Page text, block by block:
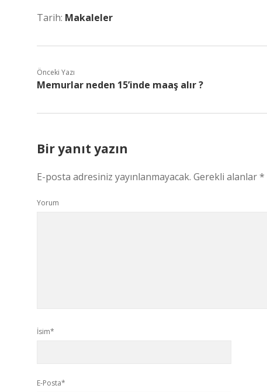
Tarih: Makaleler
Önceki Yazı
Memurlar neden 15’inde maaş alır ?
Bir yanıt yazın
E-posta adresiniz yayınlanmayacak. Gerekli alanlar*
Yorum
İsim*
E-Posta*